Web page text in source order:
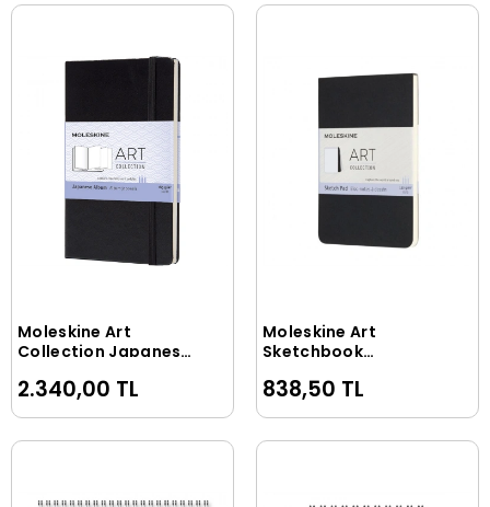
Sepete Ekle
Moleskine Art
Collection Japanese
Çizim Defteri 13x21
cm. 165 gr. 60 Sayfa
2.340,00 TL
Sepete Ekle
Moleskine Art
Sketchbook
Çizim Defteri 9x14
cm. 120 gr. 48 Sayfa
838,50 TL